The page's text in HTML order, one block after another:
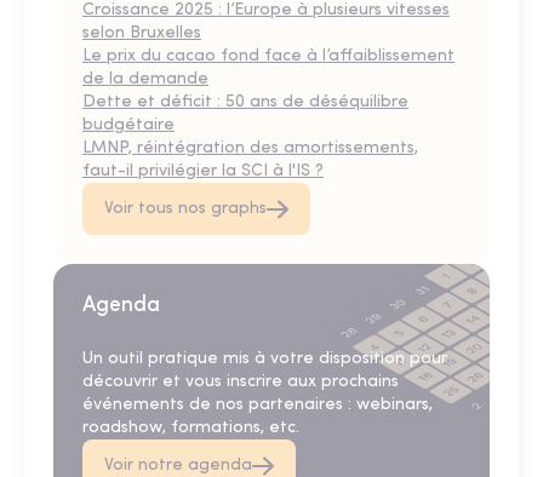
Croissance 2025 : l’Europe à plusieurs vitesses
selon Bruxelles
Le prix du cacao fond face à l’affaiblissement
de la demande
Dette et déficit : 50 ans de déséquilibre
budgétaire
LMNP, réintégration des amortissements,
faut-il privilégier la SCI à l'IS ?
Voir tous nos graphs
Agenda
Un outil pratique mis à votre disposition pour
découvrir et vous inscrire aux prochains
événements de nos partenaires : webinars,
roadshow, formations, etc.
Voir notre agenda